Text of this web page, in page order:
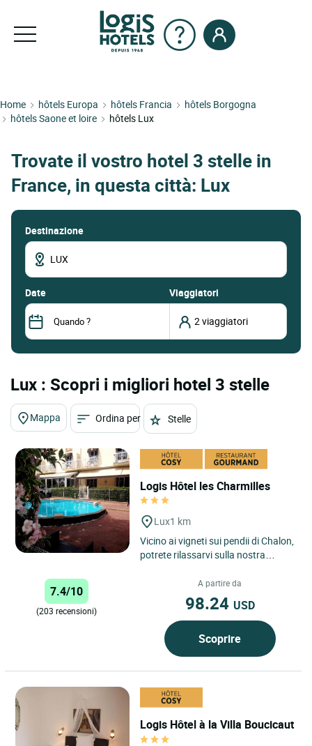
Home hôtels Europa hôtels Francia
hôtels Borgogna
hôtels Saone et loire
hôtels Lux
Trovate il vostro hotel 3 stelle in
France, in questa città: Lux
Destinazione
date Viaggiatori
Lux : Scopri i migliori hotel 3 stelle
Mappa Ordina per Stelle
Logis Hôtel les Charmilles
Lux1 km
Vicino ai vigneti sui pendii di Chalon,
potrete rilassarvi sulla nostra
nostro ristorante...
7.4/10
(203 recensioni)
A partire da
98.24 USD
Scoprire
Logis Hôtel à la Villa Boucicaut